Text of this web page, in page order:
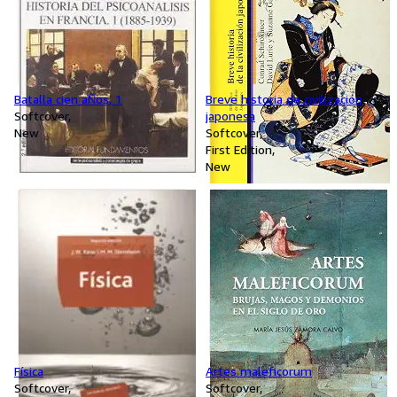
Batalla cien aÑos, 1
Softcover
New
Breve historia de civilización
japonesa
Softcover
First Edition
New
Física
Softcover
Artes maleficorum
Softcover